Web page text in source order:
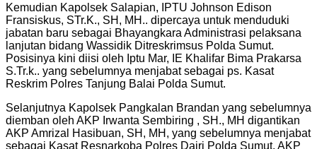
Kemudian Kapolsek Salapian, IPTU Johnson Edison
Fransiskus, STr.K., SH, MH.. dipercaya untuk menduduki
jabatan baru sebagai Bhayangkara Administrasi pelaksana
lanjutan bidang Wassidik Ditreskrimsus Polda Sumut.
Posisinya kini diisi oleh Iptu Mar, IE Khalifar Bima Prakarsa
S.Tr.k.. yang sebelumnya menjabat sebagai ps. Kasat
Reskrim Polres Tanjung Balai Polda Sumut.
Selanjutnya Kapolsek Pangkalan Brandan yang sebelumnya
diemban oleh AKP Irwanta Sembiring , SH., MH digantikan
AKP Amrizal Hasibuan, SH, MH, yang sebelumnya menjabat
sebagai Kasat Resnarkoba Polres Dairi Polda Sumut. AKP